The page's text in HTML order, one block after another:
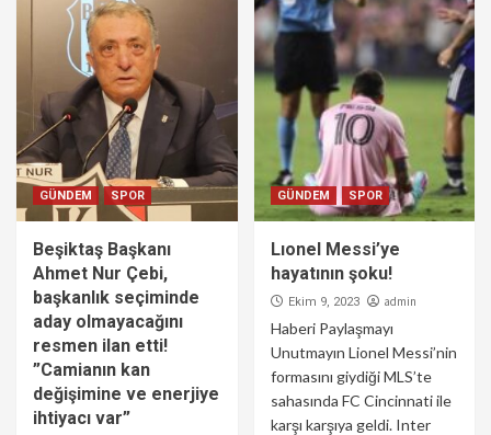
GÜNDEM SPOR
Beşiktaş Başkanı
Ahmet Nur Çebi,
başkanlık seçiminde
aday olmayacağını
resmen ilan etti!
”Camianın kan
değişimine ve enerjiye
ihtiyacı var”
GÜNDEM SPOR
Lıonel Messi’ye
hayatının şoku!
Ekim 9, 2023 admin
Haberi Paylaşmayı
Unutmayın Lionel Messi’nin
formasını giydiği MLS’te
sahasında FC Cincinnati ile
karşı karşıya geldi. Inter